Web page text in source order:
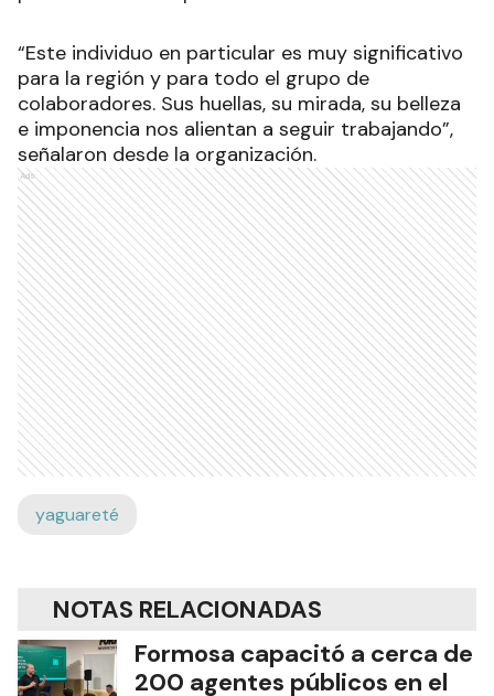
“Este individuo en particular es muy significativo
para la región y para todo el grupo de
colaboradores. Sus huellas, su mirada, su belleza
e imponencia nos alientan a seguir trabajando”,
señalaron desde la organización.
Ads
yaguareté
NOTAS RELACIONADAS
Formosa capacitó a cerca de
200 agentes públicos en el